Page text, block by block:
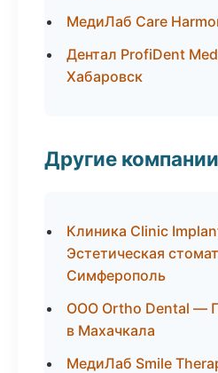
МедиЛаб Care
Дентал ProfiDent
Хабаровск
Другие компании
Клиника Clinic
Эстетическая
Симферополь
ООО Ortho Dental —
в Махачкала
МедиЛаб Smile